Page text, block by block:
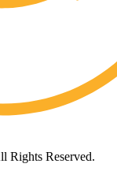
Rights Reserved.